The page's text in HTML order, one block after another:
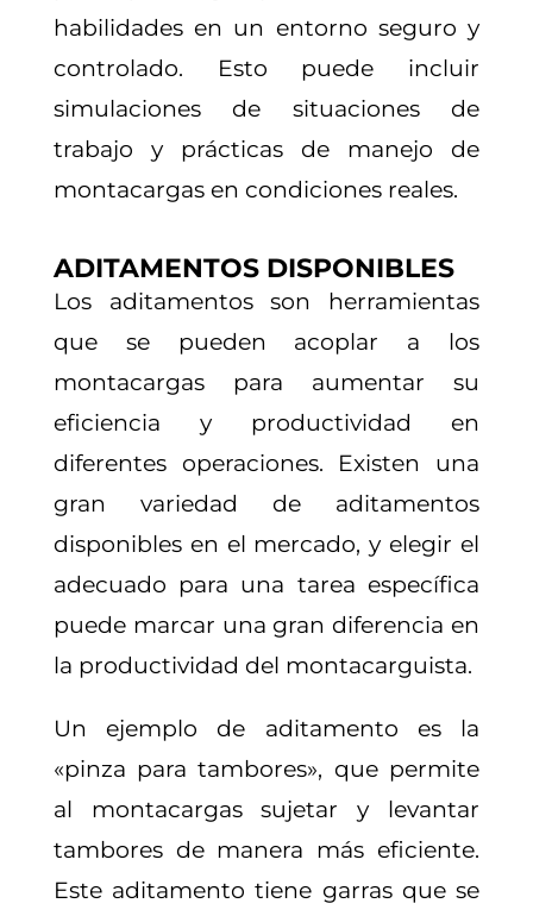
habilidades en un entorno seguro y
controlado. Esto puede incluir
simulaciones de situaciones de
trabajo y prácticas de manejo de
montacargas en condiciones reales.
ADITAMENTOS DISPONIBLES
Los aditamentos son herramientas
que se pueden acoplar a los
montacargas para aumentar su
eficiencia y productividad en
diferentes operaciones. Existen una
gran variedad de aditamentos
disponibles en el mercado, y elegir el
adecuado para una tarea específica
puede marcar una gran diferencia en
la productividad del montacarguista.
Un ejemplo de aditamento es la
«pinza para tambores», que permite
al montacargas sujetar y levantar
tambores de manera más eficiente.
Este aditamento tiene garras que se